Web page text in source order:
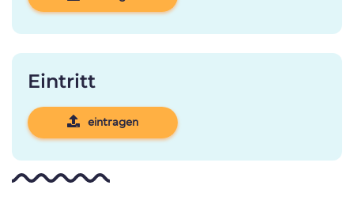
Eintritt
eintragen